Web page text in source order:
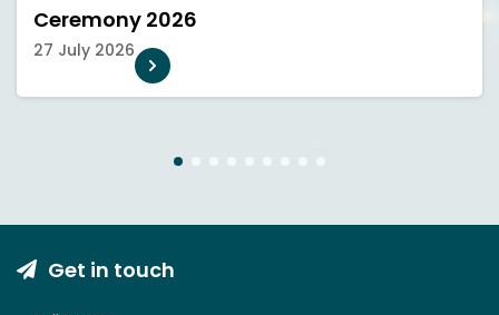
of AI and Professional AV
21 July 2026
4
Get in touch